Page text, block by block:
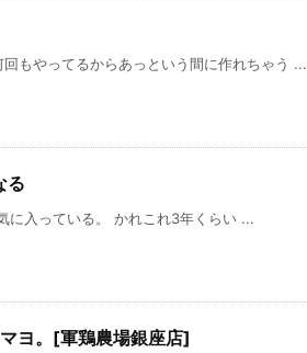
もやってるからあっという間に作れちゃう ...
る
に入っている。 かれこれ3年くらい ...
ヨ。[軍鶏農場銀座店]